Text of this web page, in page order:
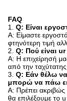
FAQ
1. Q: Είναι
Α: Είμαστε
φτηνότερη τιμή
2. Q: Πού είναι
Α: Η επιχείρησή
από την
3. Q: Εάν θέλω
μπορώ να πάω
Α: Πρέπει ακριβώς
θα επιλέξουμε το